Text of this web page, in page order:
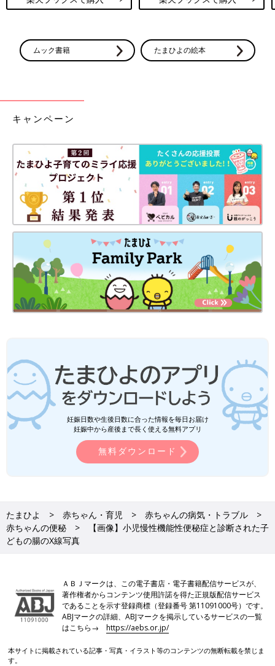
ムック書籍 たまひよの絵本
キャンペーン
妊娠日数や生後日数に合った情報を毎日お届け
妊娠中から産後まで長く使える無料アプリ
無料ダウンロード
たまひよ 赤ちゃん・育児
赤ちゃんの病気・トラブル
赤ちゃんの便秘
【画像】小児慢性機能性便秘症と診断された子
どもの腸のX線写真
ＡＢＪマークは、この電子書店・電子書籍配信サービスが、
著作権者からコンテンツ使用許諾を得た正規版配信サービス
であることを示す登録商標（登録番号 第11091000号）です。
ABJマークの詳細、ABJマークを掲示しているサービスの一覧
はこちら→https://aebs.or.jp/
本サイトに掲載されている記事・写真・イラスト等のコンテンツの無断転載を禁じま
す。